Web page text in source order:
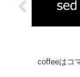
coffeeはコ